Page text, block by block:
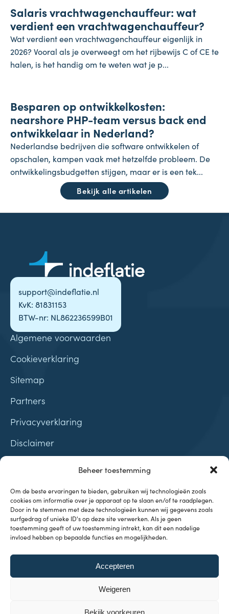
Beheer toestemming
Om de beste ervaringen te bieden, gebruiken wij technologieën zoals
cookies om informatie over je apparaat op te slaan en/of te raadplegen.
Door in te stemmen met deze technologieën kunnen wij gegevens zoals
surfgedrag of unieke ID's op deze site verwerken. Als je geen
toestemming geeft of uw toestemming intrekt, kan dit een nadelige
invloed hebben op bepaalde functies en mogelijkheden.
Accepteren
Weigeren
Bekijk voorkeuren
27 juli 2026
Salaris vrachtwagenchauffeur: wat
verdient een vrachtwagenchauffeur?
Wat verdient een vrachtwagenchauffeur eigenlijk in
2026? Vooral als je overweegt om het rijbewijs C of CE te
halen, is het handig om te weten wat je p...
24 juli 2026
Besparen op ontwikkelkosten:
nearshore PHP-team versus back end
ontwikkelaar in Nederland?
Nederlandse bedrijven die software ontwikkelen of
opschalen, kampen vaak met hetzelfde probleem. De
ontwikkelingsbudgetten stijgen, maar er is een tek...
Bekijk alle artikelen
support@indeflatie.nl
KvK: 81831153
BTW-nr: NL862236599B01
Algemene voorwaarden
Cookieverklaring
Sitemap
Partners
Privacyverklaring
Disclaimer
Onderwerpen
Investeren & Beleggen